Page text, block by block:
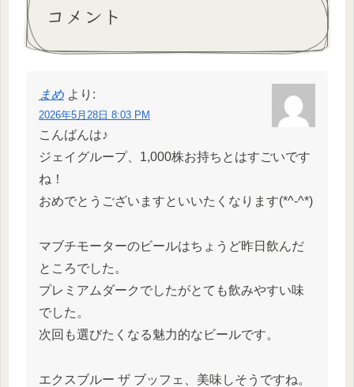
コメント
まめ より:
2026年5月28日 8:03 PM
こんばんは♪
ジェイグループ、1,000株お持ちとはすごいです
ね！
おめでとうございますといいたくなります(*^-^*)
マブチモーターのビールはちょうど昨日飲んだ
ところでした。
プレミアムダークでしたがとても飲みやすい味
でした。
次回も選びたくなる魅力的なビールです。
エクスブルー ザ ブッフェ、美味しそうですね。